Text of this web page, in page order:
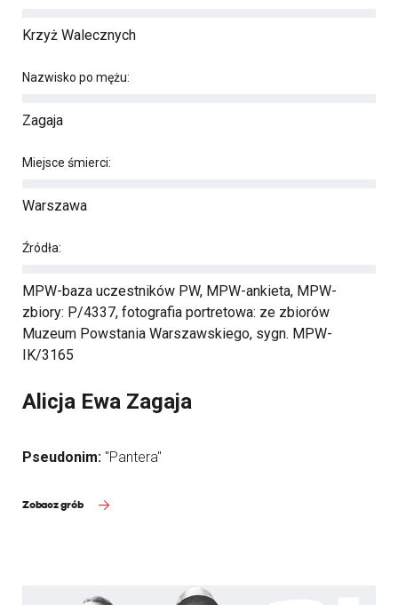
Krzyż Walecznych
Nazwisko po mężu:
Zagaja
Miejsce śmierci:
Warszawa
Źródła:
MPW-baza uczestników PW, MPW-ankieta, MPW-
zbiory: P/4337, fotografia portretowa: ze zbiorów
Muzeum Powstania Warszawskiego, sygn. MPW-
IK/3165
Alicja Ewa Zagaja
Pseudonim: "Pantera"
Zobacz grób